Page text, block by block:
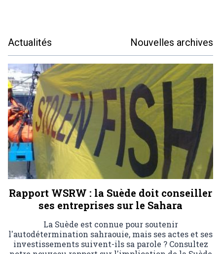
Actualités Nouvelles archives
Rapport WSRW : la Suède doit conseiller
ses entreprises sur le Sahara
La Suède est connue pour soutenir
l'autodétermination sahraouie, mais ses actes et ses
investissements suivent-ils sa parole ? Consultez